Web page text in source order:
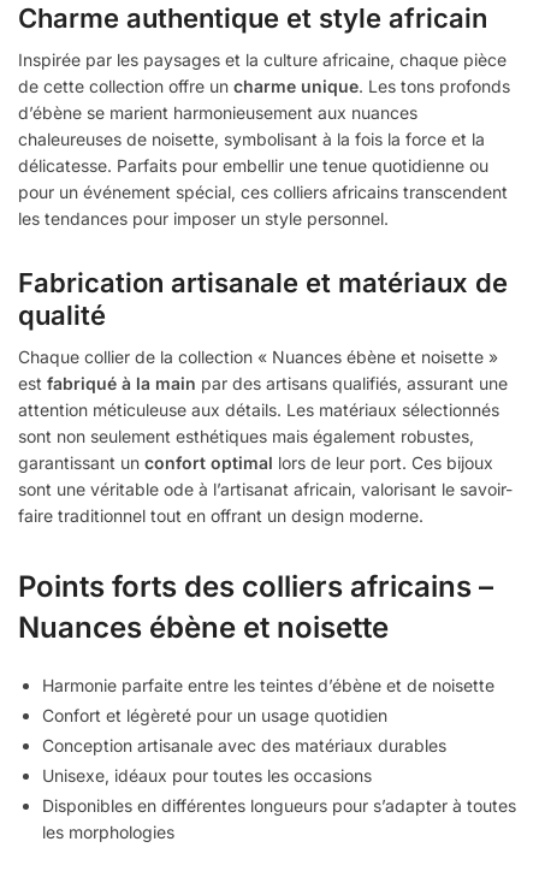
Charme authentique et style africain
Inspirée par les paysages et la culture africaine, chaque pièce
de cette collection offre un charme unique. Les tons profonds
d’ébène se marient harmonieusement aux nuances
chaleureuses de noisette, symbolisant à la fois la force et la
délicatesse. Parfaits pour embellir une tenue quotidienne ou
pour un événement spécial, ces colliers africains transcendent
les tendances pour imposer un style personnel.
Fabrication artisanale et matériaux de
qualité
Chaque collier de la collection « Nuances ébène et noisette »
est fabriqué à la main par des artisans qualifiés, assurant une
attention méticuleuse aux détails. Les matériaux sélectionnés
sont non seulement esthétiques mais également robustes,
garantissant un confort optimal lors de leur port. Ces bijoux
sont une véritable ode à l’artisanat africain, valorisant le savoir-
faire traditionnel tout en offrant un design moderne.
Points forts des colliers africains –
Nuances ébène et noisette
Harmonie parfaite entre les teintes d’ébène et de noisette
Confort et légèreté pour un usage quotidien
Conception artisanale avec des matériaux durables
Unisexe, idéaux pour toutes les occasions
Disponibles en différentes longueurs pour s’adapter à toutes
les morphologies